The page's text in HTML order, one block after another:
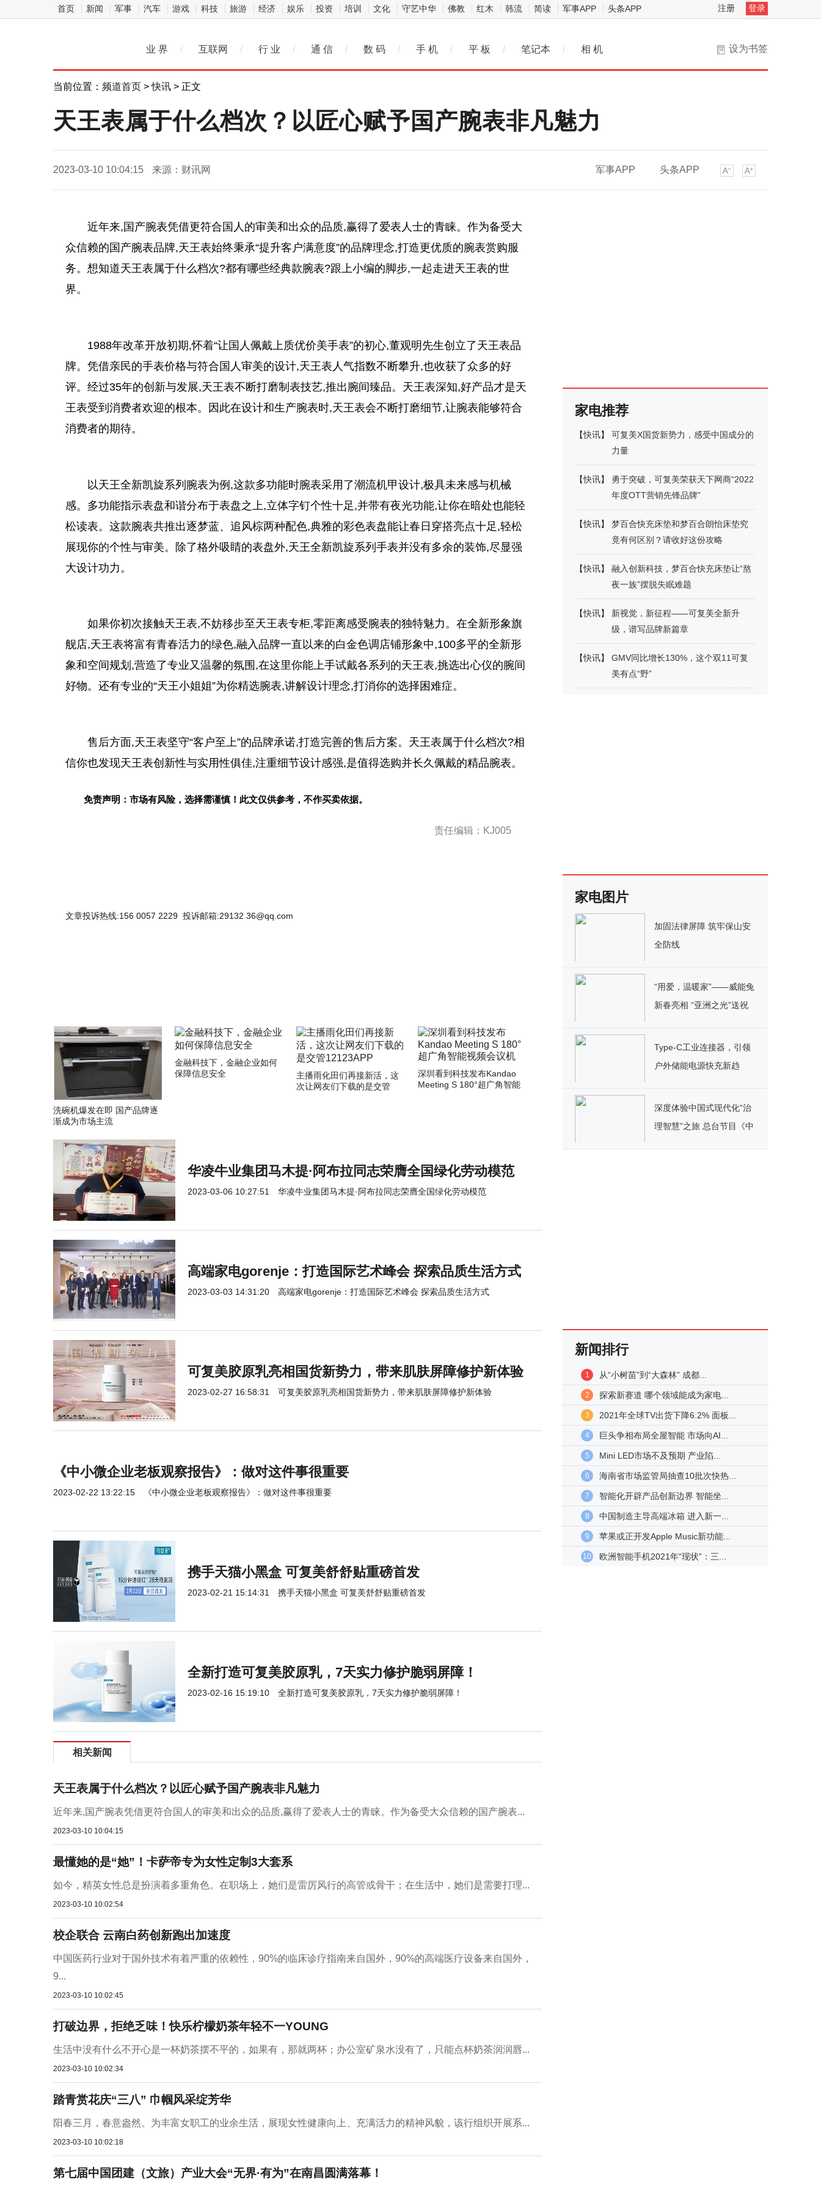
首页 新闻 军事 汽车 游戏 科技 旅游 经济 娱乐 投资 培训 文化 守艺中华 佛教 红木 韩流 简读 军事APP 头条APP 注册 登录
设为书签
业 界 / 互联网 / 行 业 / 通 信 / 数 码 / 手 机 / 平 板 / 笔记本 / 相 机
当前位置： 频道首页 >快讯 > 正文
天王表属于什么档次？以匠心赋予国产腕表非凡魅力
2023-03-10 10:04:15 来源：财讯网 军事APP 头条APP
近年来,国产腕表凭借更符合国人的审美和出众的品质,赢得了爱表人士的青睐。作为备受大
众信赖的国产腕表品牌,天王表始终秉承“提升客户满意度”的品牌理念,打造更优质的腕表赏购服
务。想知道天王表属于什么档次?都有哪些经典款腕表?跟上小编的脚步,一起走进天王表的世
界。
1988年改革开放初期,怀着“让国人佩戴上质优价美手表”的初心,董观明先生创立了天王表品
牌。凭借亲民的手表价格与符合国人审美的设计,天王表人气指数不断攀升,也收获了众多的好
评。经过35年的创新与发展,天王表不断打磨制表技艺,推出腕间臻品。天王表深知,好产品才是天
王表受到消费者欢迎的根本。因此在设计和生产腕表时,天王表会不断打磨细节,让腕表能够符合
消费者的期待。
以天王全新凯旋系列腕表为例,这款多功能时腕表采用了潮流机甲设计,极具未来感与机械
感。多功能指示表盘和谐分布于表盘之上,立体字钉个性十足,并带有夜光功能,让你在暗处也能轻
松读表。这款腕表共推出逐梦蓝、追风棕两种配色,典雅的彩色表盘能让春日穿搭亮点十足,轻松
展现你的个性与审美。除了格外吸睛的表盘外,天王全新凯旋系列手表并没有多余的装饰,尽显强
大设计功力。
如果你初次接触天王表,不妨移步至天王表专柜,零距离感受腕表的独特魅力。在全新形象旗
舰店,天王表将富有青春活力的绿色,融入品牌一直以来的白金色调店铺形象中,100多平的全新形
象和空间规划,营造了专业又温馨的氛围,在这里你能上手试戴各系列的天王表,挑选出心仪的腕间
好物。还有专业的“天王小姐姐”为你精选腕表,讲解设计理念,打消你的选择困难症。
售后方面,天王表坚守“客户至上”的品牌承诺,打造完善的售后方案。天王表属于什么档次?相
信你也发现天王表创新性与实用性俱佳,注重细节设计感强,是值得选购并长久佩戴的精品腕表。
免责声明：市场有风险，选择需谨慎！此文仅供参考，不作买卖依据。
责任编辑：KJ005
文章投诉热线:156 0057 2229 投诉邮箱:29132 36@qq.com
洗碗机爆发在即 国产品牌逐
渐成为市场主流
金融科技下，金融企业如何
保障信息安全
主播雨化田们再接新活，这
次让网友们下载的是交管
深圳看到科技发布Kandao
Meeting S 180°超广角智能
华凌牛业集团马木提·阿布拉同志荣膺全国绿化劳动模范
2023-03-06 10:27:51 华凌牛业集团马木提·阿布拉同志荣膺全国绿化劳动模范
高端家电gorenje：打造国际艺术峰会 探索品质生活方式
2023-03-03 14:31:20 高端家电gorenje：打造国际艺术峰会 探索品质生活方式
可复美胶原乳亮相国货新势力，带来肌肤屏障修护新体验
2023-02-27 16:58:31 可复美胶原乳亮相国货新势力，带来肌肤屏障修护新体验
《中小微企业老板观察报告》：做对这件事很重要
2023-02-22 13:22:15 《中小微企业老板观察报告》：做对这件事很重要
携手天猫小黑盒 可复美舒舒贴重磅首发
2023-02-21 15:14:31 携手天猫小黑盒 可复美舒舒贴重磅首发
全新打造可复美胶原乳，7天实力修护脆弱屏障！
2023-02-16 15:19:10 全新打造可复美胶原乳，7天实力修护脆弱屏障！
相关新闻
天王表属于什么档次？以匠心赋予国产腕表非凡魅力
近年来,国产腕表凭借更符合国人的审美和出众的品质,赢得了爱表人士的青睐。作为备受大众信赖的国产腕表...
2023-03-10 10:04:15
最懂她的是“她”！卡萨帝专为女性定制3大套系
如今，精英女性总是扮演着多重角色。在职场上，她们是雷厉风行的高管或骨干；在生活中，她们是需要打理...
2023-03-10 10:02:54
校企联合 云南白药创新跑出加速度
中国医药行业对于国外技术有着严重的依赖性，90%的临床诊疗指南来自国外，90%的高端医疗设备来自国外，
9...
2023-03-10 10:02:45
打破边界，拒绝乏味！快乐柠檬奶茶年轻不一YOUNG
生活中没有什么不开心是一杯奶茶摆不平的，如果有，那就两杯；办公室矿泉水没有了，只能点杯奶茶润润唇...
2023-03-10 10:02:34
踏青赏花庆“三八” 巾帼风采绽芳华
阳春三月，春意盎然。为丰富女职工的业余生活，展现女性健康向上、充满活力的精神风貌，该行组织开展系...
2023-03-10 10:02:18
第七届中国团建（文旅）产业大会“无界·有为”在南昌圆满落幕！
家电推荐
【快讯】
可复美X国货新势力，感受中国成分的
力量
【快讯】
勇于突破，可复美荣获天下网商“2022
年度OTT营销先锋品牌”
【快讯】
梦百合快充床垫和梦百合朗怡床垫究
竟有何区别？请收好这份攻略
【快讯】
融入创新科技，梦百合快充床垫让“熬
夜一族”摆脱失眠难题
【快讯】
新视觉，新征程——可复美全新升
级，谱写品牌新篇章
【快讯】
GMV同比增长130%，这个双11可复
美有点“野”
家电图片
加固法律屏障 筑牢保山安
全防线
“用爱，温暖家”——威能兔
新春亮相 “亚洲之光”送祝
Type-C工业连接器，引领
户外储能电源快充新趋
深度体验中国式现代化“治
理智慧”之旅 总台节目《中
新闻排行
1 从“小树苗”到“大森林” 成都...
2 探索新赛道 哪个领域能成为家电...
3 2021年全球TV出货下降6.2% 面板...
4 巨头争相布局全屋智能 市场向AI...
5 Mini LED市场不及预期 产业陷...
6 海南省市场监管局抽查10批次快热...
7 智能化开辟产品创新边界 智能坐...
8 中国制造主导高端冰箱 进入新一...
9 苹果或正开发Apple Music新功能...
10 欧洲智能手机2021年“现状”：三...